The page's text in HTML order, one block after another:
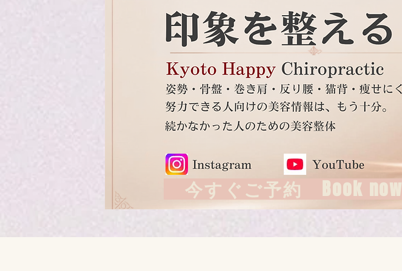
今すぐご予約 Book now